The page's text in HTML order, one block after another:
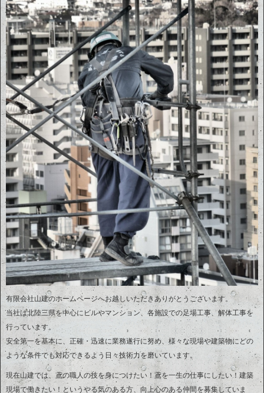
有限会社山建のホームページへお越しいただきありがとうございます。
当社は北陸三県を中心にビルやマンション、各施設での足場工事、解体工事を
行っています。
安全第一を基本に、正確・迅速に業務遂行に努め、様々な現場や建築物にどの
ような条件でも対応できるよう日々技術力を磨いています。
現在山建では、鳶の職人の技を身につけたい！鳶を一生の仕事にしたい！建築
現場で働きたい！というやる気のある方、向上心のある仲間を募集していま